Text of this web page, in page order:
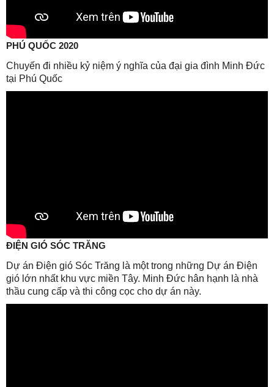
PHÚ QUỐC 2020
Chuyến đi nhiều kỷ niệm ý nghĩa của đại gia đình Minh Đức
tại Phú Quốc
ĐIỆN GIÓ SÓC TRĂNG
Dự án Điện gió Sóc Trăng là một trong những Dự án Điện
gió lớn nhất khu vực miền Tây. Minh Đức hân hạnh là nhà
thầu cung cấp và thi công cọc cho dự án này.